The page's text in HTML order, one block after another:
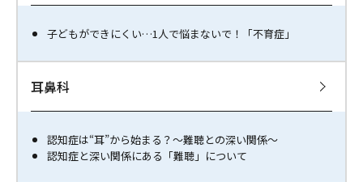
子どもができにくい…1人で悩まないで！「不育症」
耳鼻科
認知症は“耳”から始まる？～難聴との深い関係～
認知症と深い関係にある「難聴」について